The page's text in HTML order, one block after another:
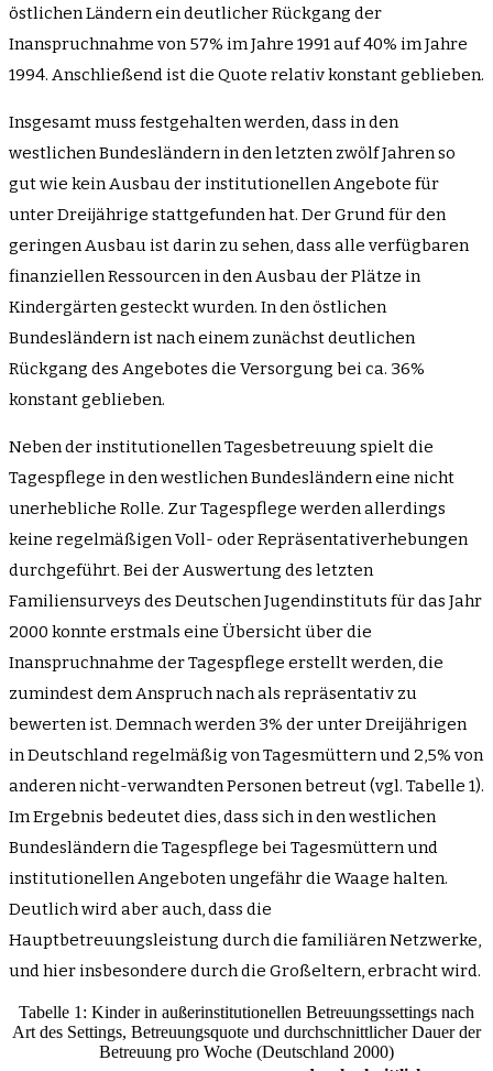
östlichen Ländern ein deutlicher Rückgang der
Inanspruchnahme von 57% im Jahre 1991 auf 40% im Jahre
1994. Anschließend ist die Quote relativ konstant geblieben.
Insgesamt muss festgehalten werden, dass in den
westlichen Bundesländern in den letzten zwölf Jahren so
gut wie kein Ausbau der institutionellen Angebote für
unter Dreijährige stattgefunden hat. Der Grund für den
geringen Ausbau ist darin zu sehen, dass alle verfügbaren
finanziellen Ressourcen in den Ausbau der Plätze in
Kindergärten gesteckt wurden. In den östlichen
Bundesländern ist nach einem zunächst deutlichen
Rückgang des Angebotes die Versorgung bei ca. 36%
konstant geblieben.
Neben der institutionellen Tagesbetreuung spielt die
Tagespflege in den westlichen Bundesländern eine nicht
unerhebliche Rolle. Zur Tagespflege werden allerdings
keine regelmäßigen Voll- oder Repräsentativerhebungen
durchgeführt. Bei der Auswertung des letzten
Familiensurveys des Deutschen Jugendinstituts für das Jahr
2000 konnte erstmals eine Übersicht über die
Inanspruchnahme der Tagespflege erstellt werden, die
zumindest dem Anspruch nach als repräsentativ zu
bewerten ist. Demnach werden 3% der unter Dreijährigen
in Deutschland regelmäßig von Tagesmüttern und 2,5% von
anderen nicht-verwandten Personen betreut (vgl. Tabelle 1).
Im Ergebnis bedeutet dies, dass sich in den westlichen
Bundesländern die Tagespflege bei Tagesmüttern und
institutionellen Angeboten ungefähr die Waage halten.
Deutlich wird aber auch, dass die
Hauptbetreuungsleistung durch die familiären Netzwerke,
und hier insbesondere durch die Großeltern, erbracht wird.
Tabelle 1: Kinder in außerinstitutionellen Betreuungssettings nach
Art des Settings, Betreuungsquote und durchschnittlicher Dauer der
Betreuung pro Woche (Deutschland 2000)